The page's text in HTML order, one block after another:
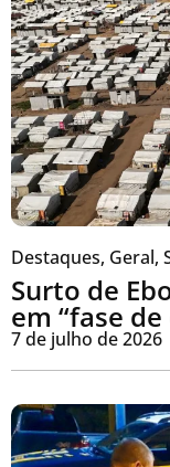
Destaques, Geral,
Surto de
em “fase
7 de julho de 2026